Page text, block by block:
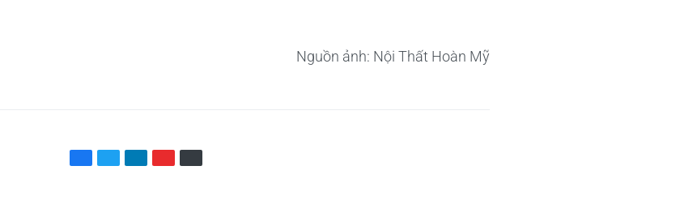
Nguồn ảnh: Nội Thất Hoàn Mỹ